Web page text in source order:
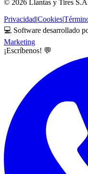
© 2026 Llantas y Tires
Privacidad|Cookies|
💻 Software desarrollado
Marketing
¡Escríbenos! 💬